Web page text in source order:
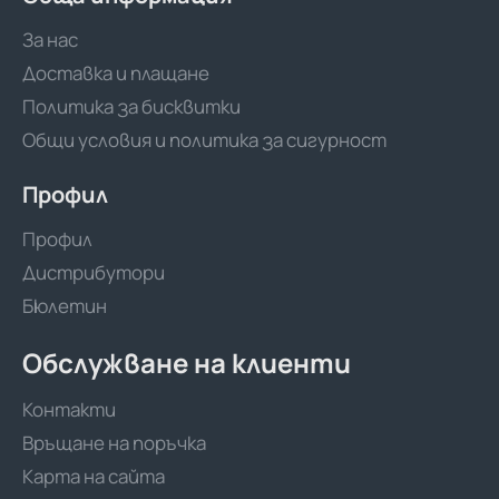
За нас
Доставка и плащане
Политика за бисквитки
Общи условия и политика за сигурност
Профил
Профил
Дистрибутори
Бюлетин
Обслужване на клиенти
Контакти
Връщане на поръчка
Карта на сайта